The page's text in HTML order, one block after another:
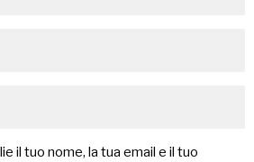
il tuo nome, la tua email e il tuo